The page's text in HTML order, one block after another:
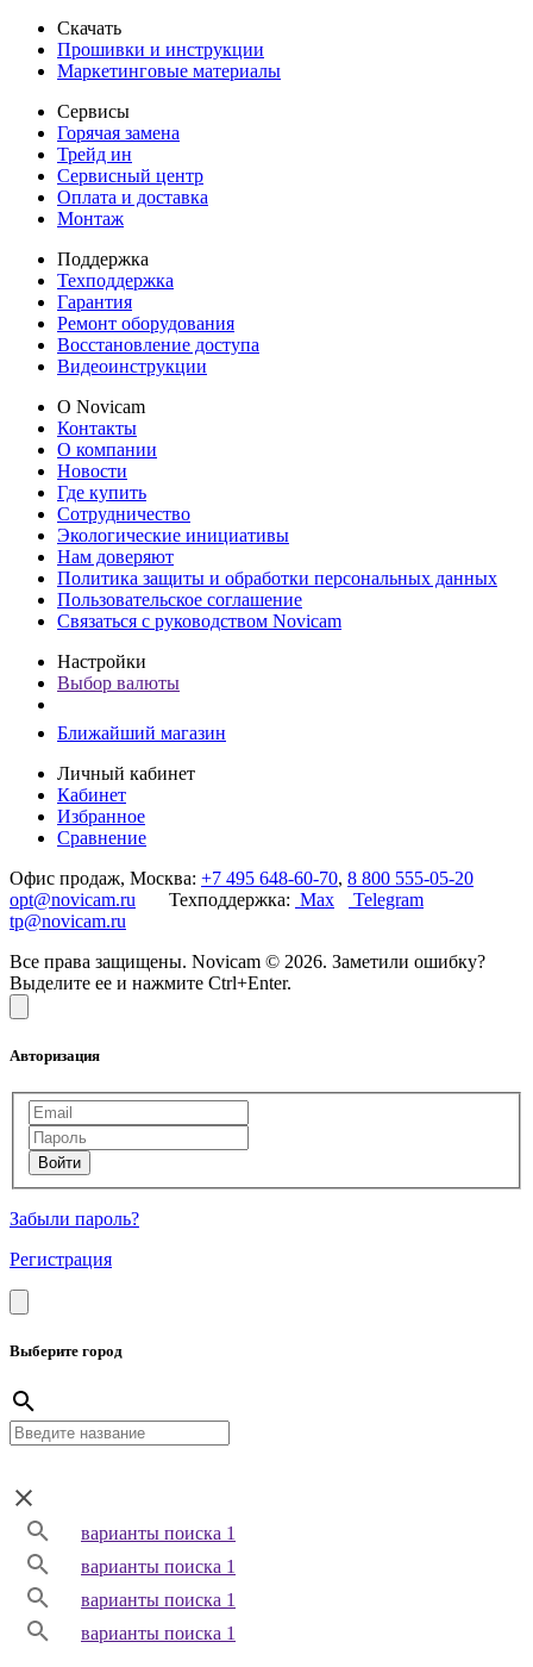
Скачать
Прошивки и инструкции
Маркетинговые материалы
Сервисы
Горячая замена
Трейд ин
Сервисный центр
Оплата и доставка
Монтаж
Поддержка
Техподдержка
Гарантия
Ремонт оборудования
Восстановление доступа
Видеоинструкции
О Novicam
Контакты
О компании
Новости
Где купить
Сотрудничество
Экологические инициативы
Нам доверяют
Политика защиты и обработки персональных данных
Пользовательское соглашение
Связаться с руководством Novicam
Настройки
Выбор валюты
Ближайший магазин
Личный кабинет
Кабинет
Избранное
Сравнение
Офис продаж, Москва: +7 495 648-60-70, 8 800 555-05-20
opt@novicam.ru Техподдержка: Max
Telegram
tp@novicam.ru
Все права защищены. Novicam © 2026. Заметили ошибку?
Выделите ее и нажмите Ctrl+Enter.
Авторизация
Забыли пароль?
Регистрация
Выберите город
варианты поиска 1
варианты поиска 1
варианты поиска 1
варианты поиска 1